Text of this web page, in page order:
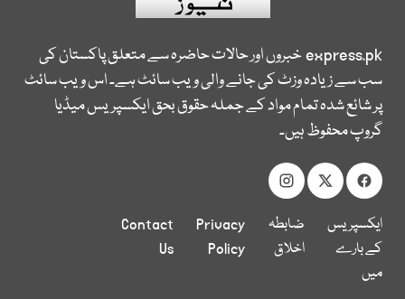
express.pkخبروں اور حالات حاضرہ سے متعلق پاکستان کی
سب سے زیادہ وزٹ کی جانے والی ویب سائٹ ہے۔ اس ویب سائٹ
پر شائع شدہ تمام مواد کے جملہ حقوق بحق ایکسپریس میڈیا
گروپ محفوظ ہیں۔
ایکسپریس
کے بارے
میں
ضابطہ
اخلاق
Privacy
Policy
Contact
Us